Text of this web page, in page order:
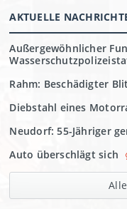
AKTUELLE
Außergewöhnlicher
Rahm: Beschädigter
Diebstahl eines
Neudorf: 55-Jähriger
Auto überschlägt sich